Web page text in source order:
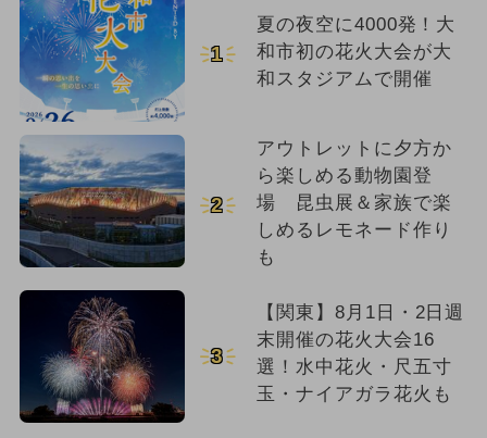
1
夏の夜空に4000発！大
和市初の花火大会が大
和スタジアムで開催
2
アウトレットに夕方か
ら楽しめる動物園登
場 昆虫展＆家族で楽
しめるレモネード作り
も
3
【関東】8月1日・2日週
末開催の花火大会16
選！水中花火・尺五寸
玉・ナイアガラ花火も